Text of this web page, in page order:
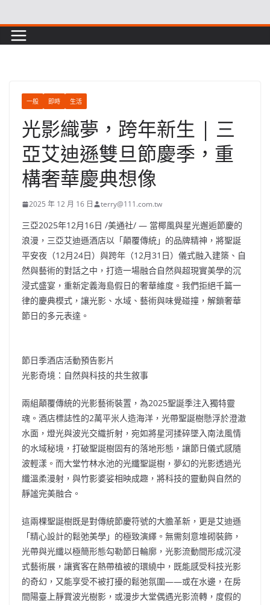
to
content
一般 即時 生活
光影織夢，跨年新生 | 三
亞艾迪遜雙旦節慶季，重
構奢華慶典想像
2025 年 12 月 16 日 terry@111.com.tw
三亞2025年12月16日 /美通社/ — 當椰風與星光邂逅節慶的
浪漫，三亞艾迪遜酒店以 「顛覆傳統」 的品牌精神，將聖誕
平安夜（12月24日）與跨年（12月31日）儀式融入建築、自
然與藝術的對話之中，打造一場融合自然與超現實美學的沉
浸式盛宴，重新定義海島假日的奢華維度。我們拒絕千篇一
律的慶典模式，讓光影、水域、藝術與味覺碰撞，解鎖奢華
節日的多元表達。
節日季酒店活動預告影片
光影奇境：自然與科技的共生敘事
兩組顛覆傳統的光影藝術裝置，為2025聖誕季注入獨特靈
魂。酒店標誌性的2萬平米人造海洋，光帶聖誕樹懸浮於澄澈
水面，燈光與波光交織折射，宛如將星河揉碎墜入南法風情
的水域秘境，打破聖誕樹固有的落地形態，讓節日儀式感隨
波輕漾。而大堂竹林水池的光纖聖誕樹，夢幻的光影透過光
纖溫柔漫射，與竹影婆娑相映成趣，將科技的靈動與自然的
靜謐完美融合。
這兩棵聖誕樹既是對傳統節慶符號的大膽革新，更是艾迪遜
「精心設計的鬆弛美學」 的極致演繹。無需刻意堆砌裝飾，
光帶與光纖以極簡形態勾勒節日輪廓，光影流動間形成沉浸
式藝術展，讓賓客在熱帶植被的環繞中，既能感受科技光影
的奇幻，又能享受不被打擾的鬆弛氛圍——或在水邊，在房
間陽臺上靜賞波光樹影，或漫步大堂偶遇光影流轉，度假的